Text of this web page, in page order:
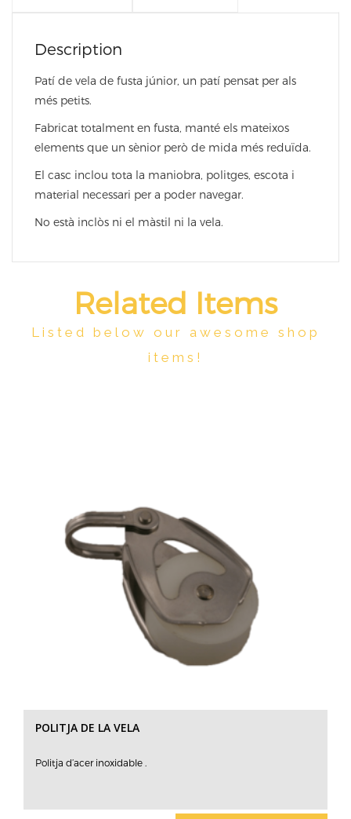
Description
Patí de vela de fusta júnior, un patí pensat per als
més petits.
Fabricat totalment en fusta, manté els mateixos
elements que un sènior però de mida més reduïda.
El casc inclou tota la maniobra, politges, escota i
material necessari per a poder navegar.
No està inclòs ni el màstil ni la vela.
Related Items
Listed below our awesome shop
items!
POLITJA DE LA VELA
Politja d’acer inoxidable .